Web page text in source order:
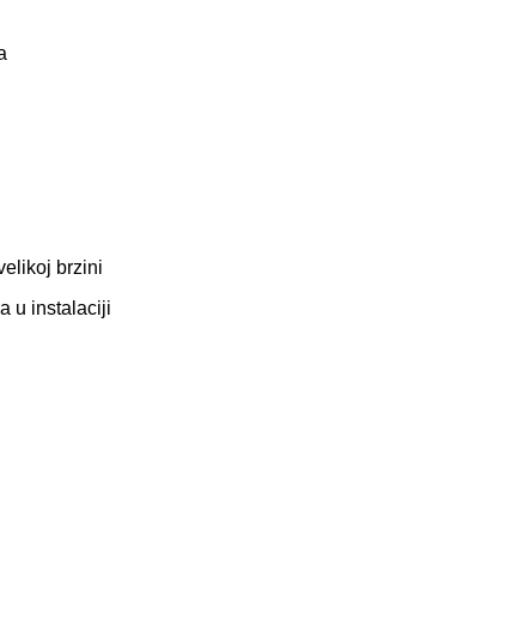
brzini
u instalaciji